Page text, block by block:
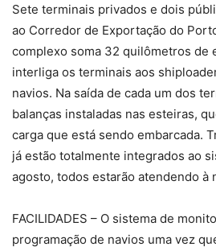
Sete terminais privados e dois
ao Corredor de Exportação do
complexo soma 32 quilômetros de
interliga os terminais aos
navios. Na saída de cada um dos
balanças instaladas nas esteiras,
carga que está sendo embarcada.
já estão totalmente integrados ao
agosto, todos estarão atendendo à
FACILIDADES – O sistema de
programação de navios uma vez